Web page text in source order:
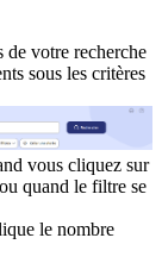
de votre recherche
sous les critères
vous cliquez sur
quand le filtre se
le nombre